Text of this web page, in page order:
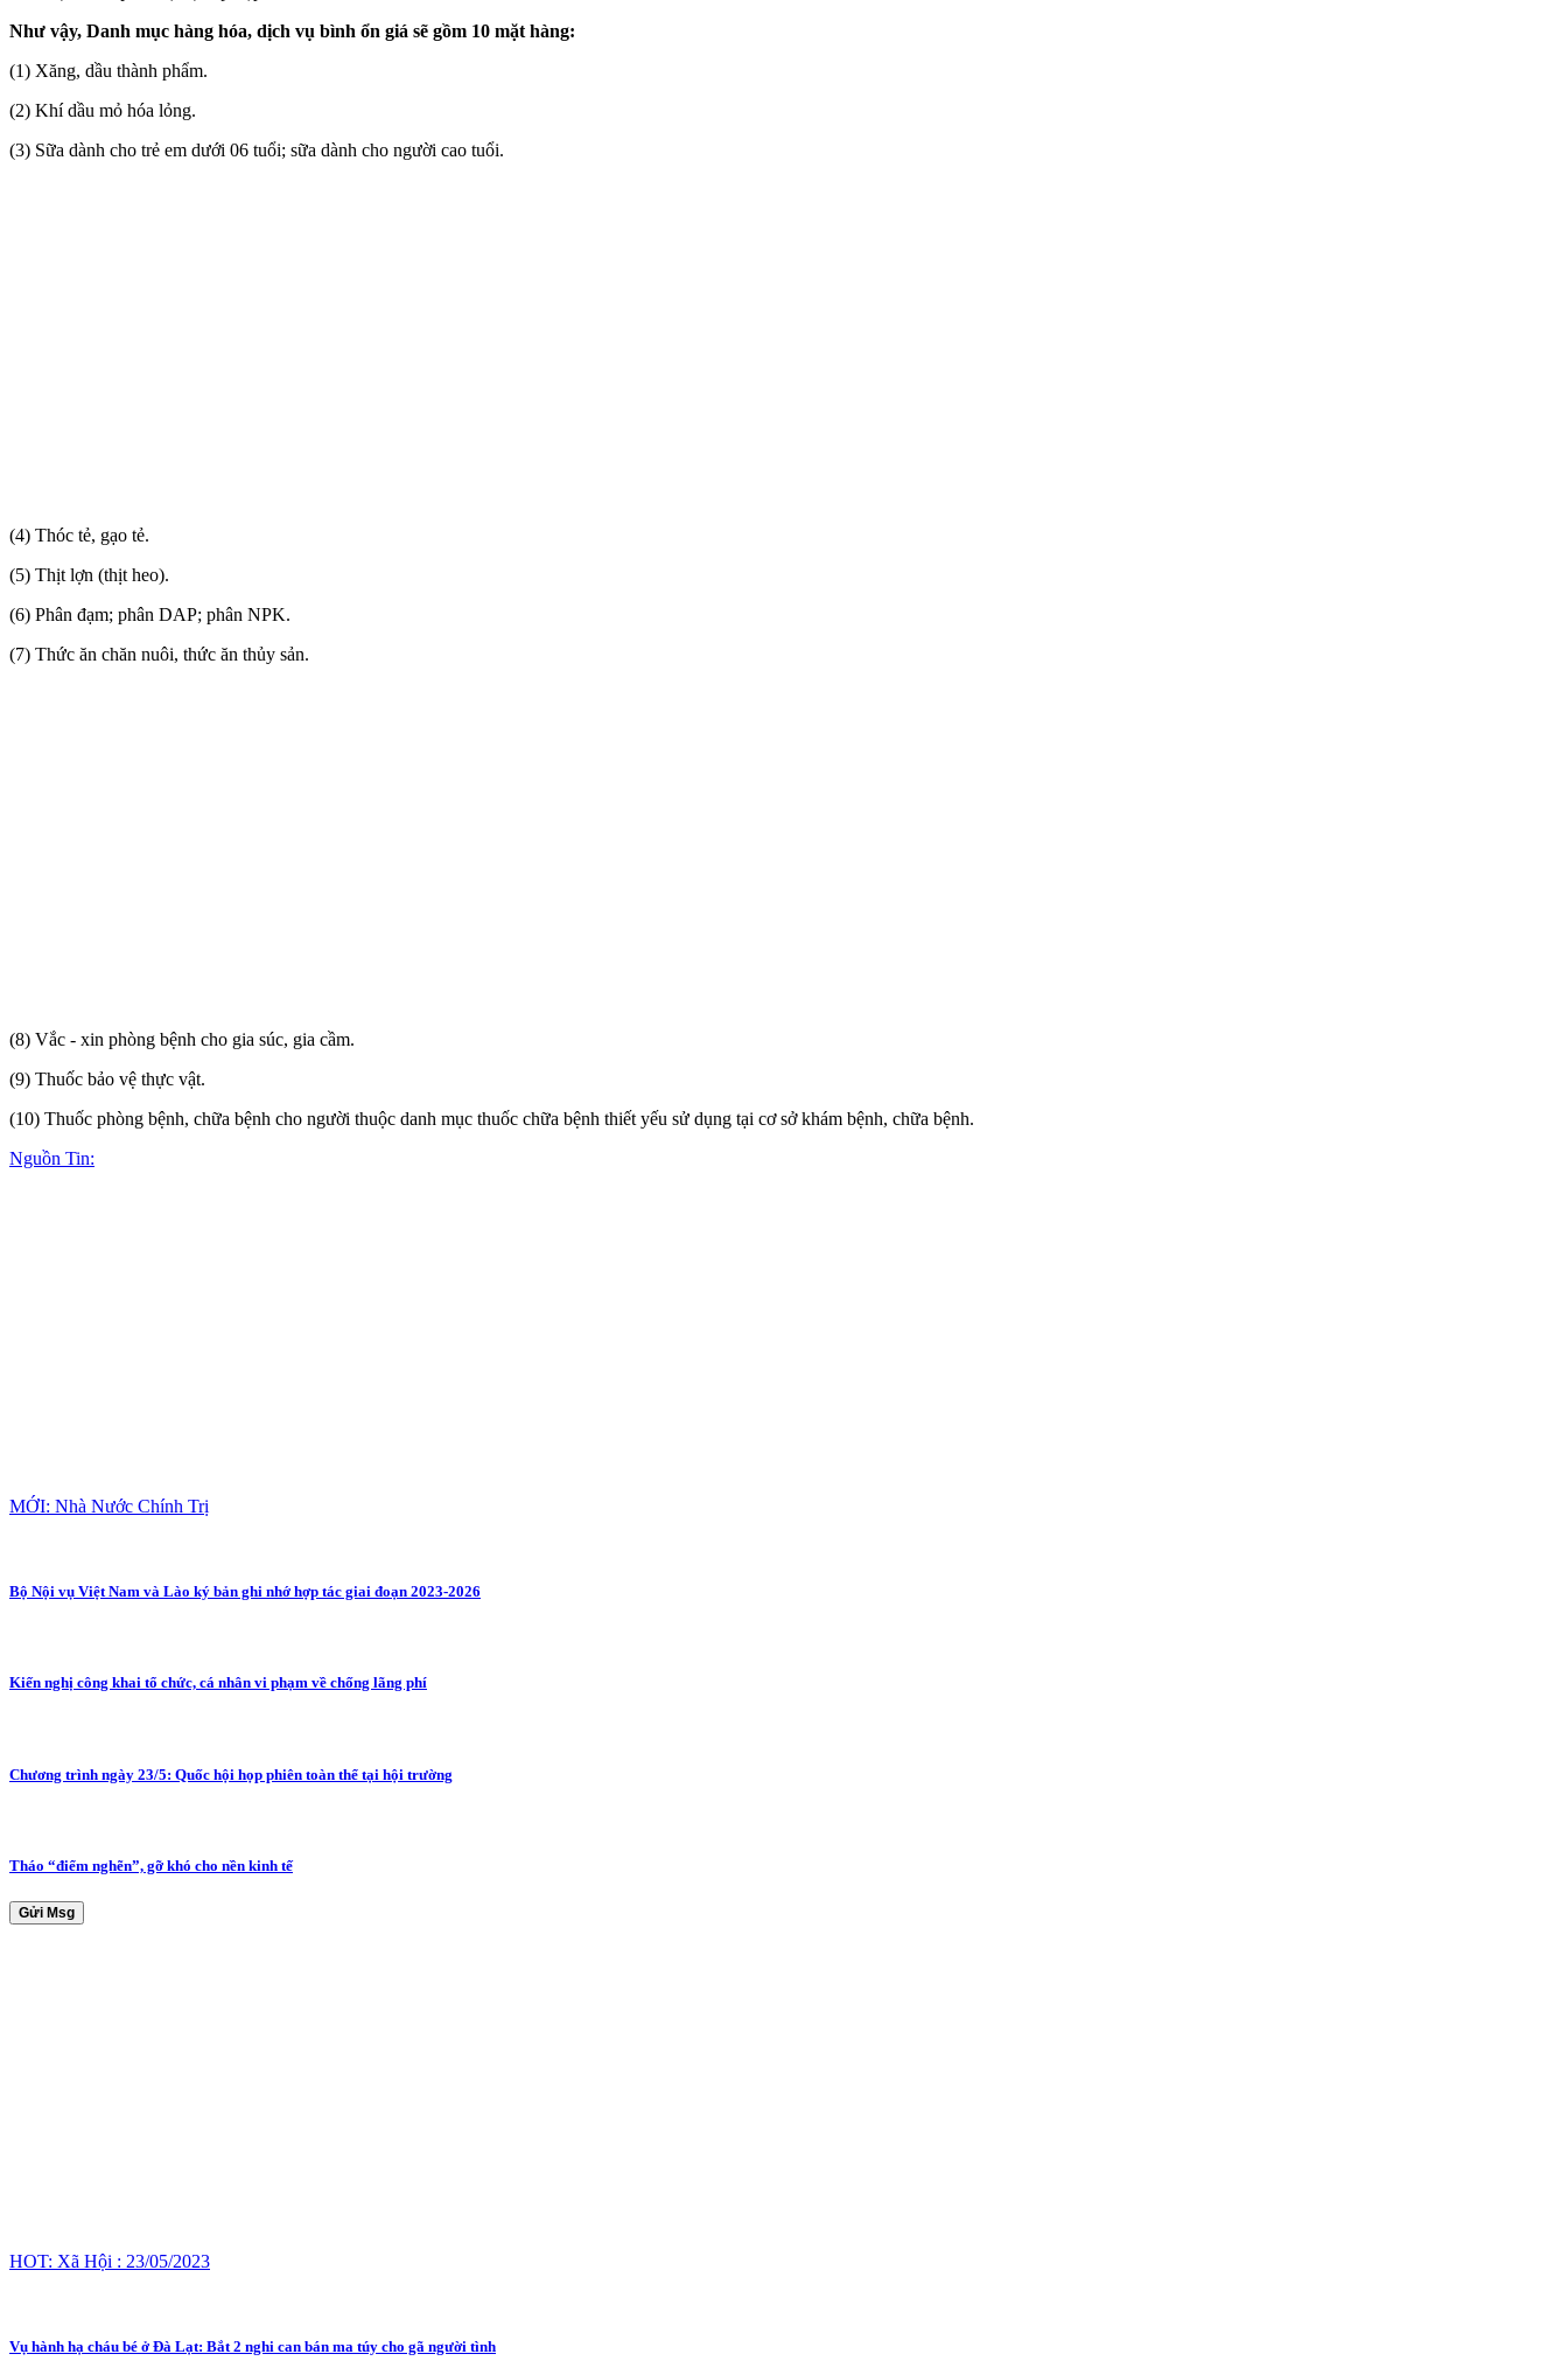
Như vậy, Danh mục hàng hóa, dịch vụ bình ổn giá sẽ gồm 10 mặt hàng:
(1) Xăng, dầu thành phẩm.
(2) Khí dầu mỏ hóa lỏng.
(3) Sữa dành cho trẻ em dưới 06 tuổi; sữa dành cho người cao tuổi.
(4) Thóc tẻ, gạo tẻ.
(5) Thịt lợn (thịt heo).
(6) Phân đạm; phân DAP; phân NPK.
(7) Thức ăn chăn nuôi, thức ăn thủy sản.
(8) Vắc - xin phòng bệnh cho gia súc, gia cầm.
(9) Thuốc bảo vệ thực vật.
(10) Thuốc phòng bệnh, chữa bệnh cho người thuộc danh mục thuốc chữa bệnh thiết yếu sử dụng tại cơ sở khám bệnh, chữa bệnh.
Nguồn Tin:
MỚI: Nhà Nước Chính Trị
Bộ Nội vụ Việt Nam và Lào ký bản ghi nhớ hợp tác giai đoạn 2023-2026
Kiến nghị công khai tổ chức, cá nhân vi phạm về chống lãng phí
Chương trình ngày 23/5: Quốc hội họp phiên toàn thể tại hội trường
Tháo “điểm nghẽn”, gỡ khó cho nền kinh tế
Gửi Msg
HOT: Xã Hội : 23/05/2023
Vụ hành hạ cháu bé ở Đà Lạt: Bắt 2 nghi can bán ma túy cho gã người tình